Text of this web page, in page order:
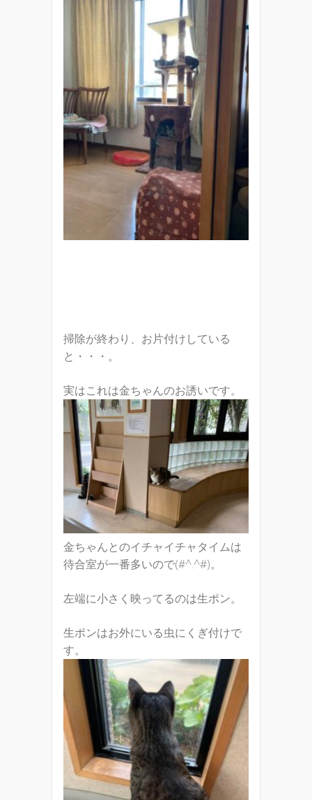
掃除が終わり、お片付けしている
と・・・。
実はこれは金ちゃんのお誘いです。
金ちゃんとのイチャイチャタイムは
待合室が一番多いので(#^.^#)。
左端に小さく映ってるのは生ポン。
生ポンはお外にいる虫にくぎ付けで
す。